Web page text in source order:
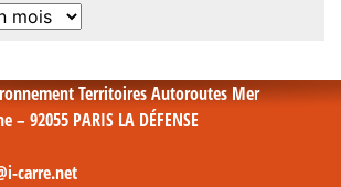
Territoires Autoroutes Mer
– 92055 PARIS LA DÉFENSE
carre.net